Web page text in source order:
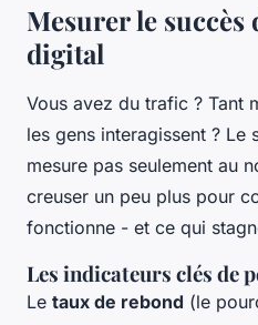
Mesurer le succès
digital
Vous avez du trafic ? Tant
les gens interagissent ? Le
mesure pas seulement au
creuser un peu plus pour
fonctionne - et ce qui
Les indicateurs clés de
Le taux de rebond (le